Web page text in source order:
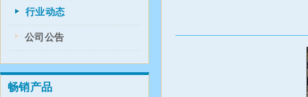
行业动态
公司公告
畅销产品